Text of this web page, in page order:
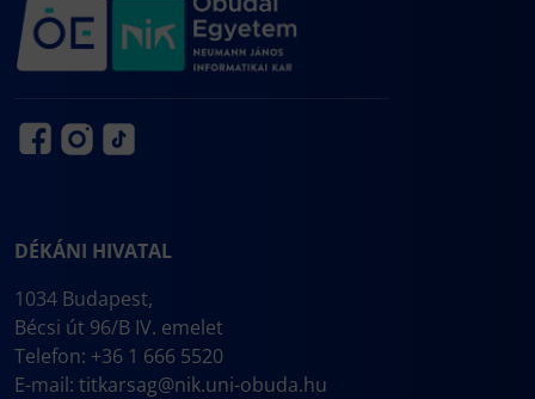
DÉKÁNI HIVATAL
1034 Budapest,
Bécsi út 96/B IV. emelet
Telefon: +36 1 666 5520
E-mail: titkarsag@nik.uni-obuda.hu